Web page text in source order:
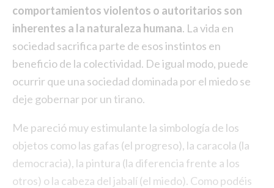
comportamientos violentos o autoritarios son
inherentes a la naturaleza humana. La vida en
sociedad sacrifica parte de esos instintos en
beneficio de la colectividad. De igual modo, puede
ocurrir que una sociedad dominada por el miedo se
deje gobernar por un tirano.
Me pareció muy estimulante la simbología de los
objetos como las gafas (el progreso), la caracola (la
democracia), la pintura (la diferencia frente a los
otros) o la cabeza del jabalí (el miedo). Como podéis